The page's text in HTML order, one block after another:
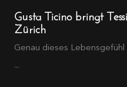
Gusta Ticino bringt
Zürich
Genau dieses
...